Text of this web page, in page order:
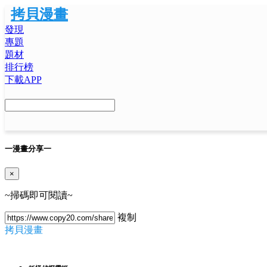
拷貝漫畫
發現
專題
題材
排行榜
下載APP
一漫畫分享一
×
~掃碼即可閱讀~
複制
拷貝漫畫